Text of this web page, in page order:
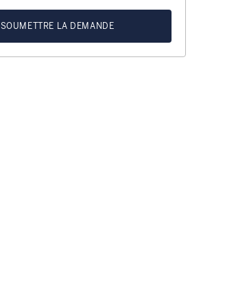
SOUMETTRE LA DEMANDE